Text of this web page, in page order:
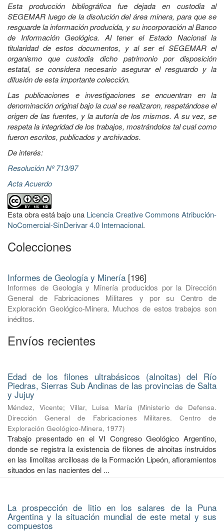
Esta producción bibliográfica fue dejada en custodia al
SEGEMAR luego de la disolución del área minera, para que se
resguarde la información producida, y su incorporación al Banco
de Información Geológica. Al tener el Estado Nacional la
titularidad de estos documentos, y al ser el SEGEMAR el
organismo que custodia dicho patrimonio por disposición
estatal, se considera necesario asegurar el resguardo y la
difusión de esta importante colección.
Las publicaciones e investigaciones se encuentran en la
denominación original bajo la cual se realizaron, respetándose el
origen de las fuentes, y la autoría de los mismos. A su vez, se
respeta la integridad de los trabajos, mostrándolos tal cual como
fueron escritos, publicados y archivados.
De interés:
Resolución Nº 713/97
Acta Acuerdo
Esta obra está bajo una Licencia Creative Commons Atribución-
NoComercial-SinDerivar 4.0 Internacional.
Colecciones
Informes de Geología y Minería [196]
Informes de Geología y Minería producidos por la Dirección
General de Fabricaciones Militares y por su Centro de
Exploración Geológico-Minera. Muchos de estos trabajos son
inéditos.
Envíos recientes
Edad de los filones ultrabásicos (alnoitas) del Río
Piedras, Sierras Sub Andinas de las provincias de Salta
y Jujuy
Méndez, Vicente;Villar, Luisa María (Ministerio de Defensa.
Dirección General de Fabricaciones Militares. Centro de
Exploración Geológico-Minera, 1977)
Trabajo presentado en el VI Congreso Geológico Argentino,
donde se registra la existencia de filones de alnoitas instruidos
en las limolitas arcillosas de la Formación Lipeón, afloramientos
situados en las nacientes del ...
La prospección de litio en los salares de la Puna
Argentina y la situación mundial de este metal y sus
compuestos